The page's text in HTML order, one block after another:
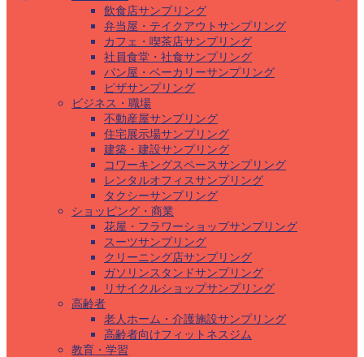
飲食店サンプリング
弁当屋・テイクアウトサンプリング
カフェ・喫茶店サンプリング
社員食堂・社食サンプリング
パン屋・ベーカリーサンプリング
ピザサンプリング
ビジネス・職場
不動産屋サンプリング
住宅展示場サンプリング
建築・建設サンプリング
コワーキングスペースサンプリング
レンタルオフィスサンプリング
タクシーサンプリング
ショッピング・商業
花屋・フラワーショップサンプリング
スーツサンプリング
クリーニング店サンプリング
ガソリンスタンドサンプリング
リサイクルショップサンプリング
高齢者
老人ホーム・介護施設サンプリング
高齢者向けフィットネスジム
教育・学習